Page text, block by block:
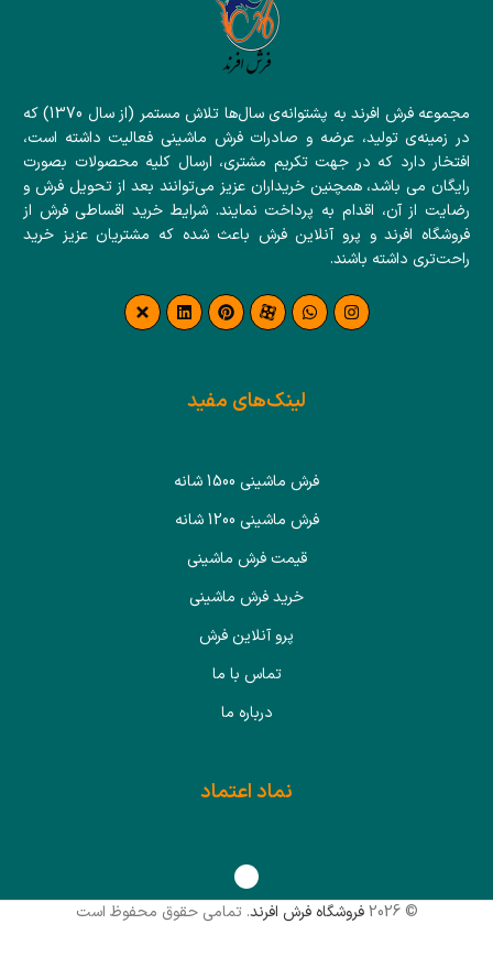
مجموعه فرش افرند به پشتوانه‌ی سال‌ها تلاش مستمر (از سال 1370) که
در زمینه‌ی تولید، عرضه و صادرات فرش ماشینی فعالیت داشته است،
افتخار دارد که در جهت تکریم مشتری، ارسال کلیه محصولات بصورت
رایگان می باشد، همچنین خریداران عزیز می‌توانند بعد از تحویل فرش و
رضایت از آن، اقدام به پرداخت نمایند. شرایط خرید اقساطی فرش از
فروشگاه افرند و پرو آنلاین فرش باعث شده که مشتریان عزیز خرید
راحت‌تری داشته باشند.
لینک‌های مفید
فرش ماشینی 1500 شانه
فرش ماشینی 1200 شانه
قیمت فرش ماشینی
خرید فرش ماشینی
پرو آنلاین فرش
تماس با ما
درباره ما
نماد اعتماد
© 2026 فروشگاه فرش افرند. تمامی حقوق محفوظ است